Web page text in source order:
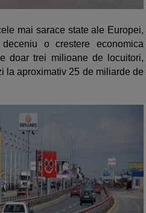
mai sarace state ale Europei,
o crestere economica
doar trei milioane de locuitori,
la aproximativ 25 de miliarde de